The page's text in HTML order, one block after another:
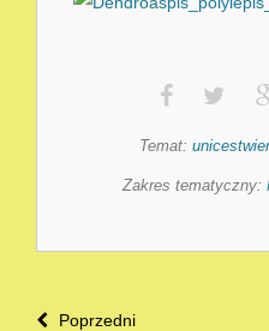
Temat:
Zakres tematyczny:
Poprzedni